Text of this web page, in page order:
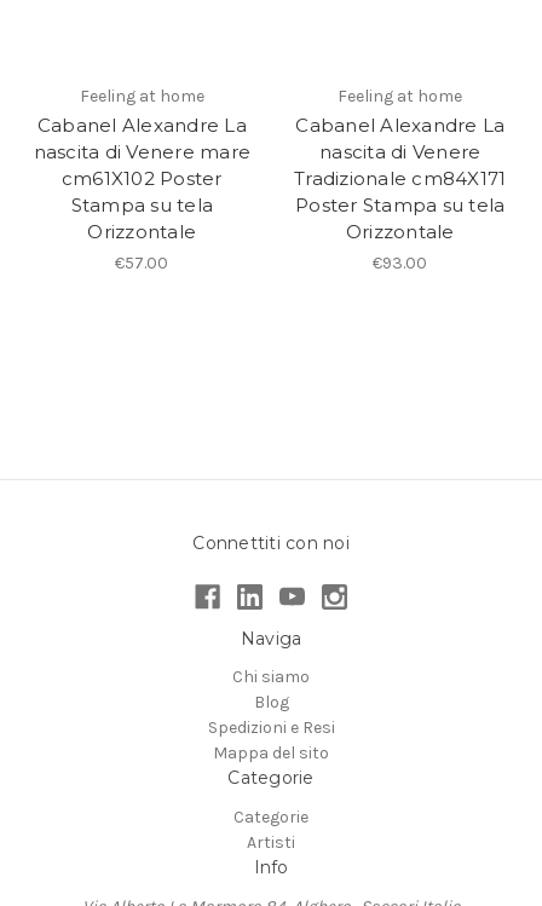
Feeling at home
Cabanel Alexandre La
nascita di Venere mare
cm61X102 Poster
Stampa su tela
Orizzontale
€57.00
Feeling at home
Cabanel Alexandre La
nascita di Venere
Tradizionale cm84X171
Poster Stampa su tela
Orizzontale
€93.00
Connettiti con noi
Naviga
Chi siamo
Blog
Spedizioni e Resi
Mappa del sito
Categorie
Categorie
Artisti
Info